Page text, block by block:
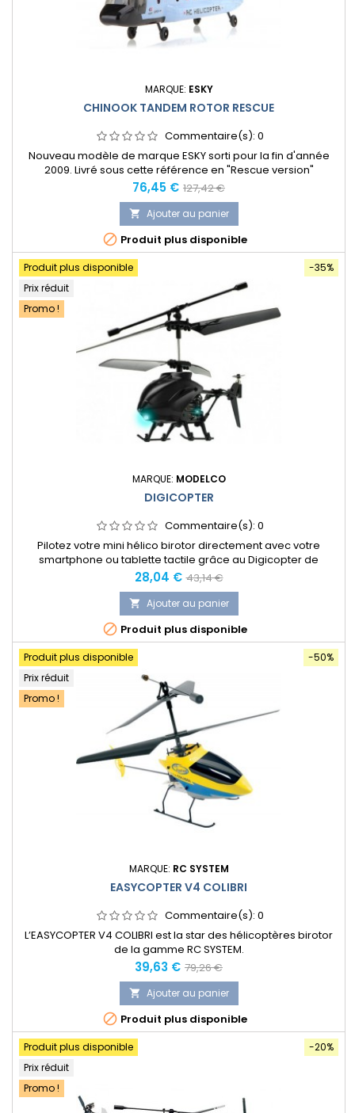
MARQUE: ESKY
CHINOOK TANDEM ROTOR RESCUE
Commentaire(s): 0
Nouveau modèle de marque ESKY sorti pour la fin d'année
2009. Livré sous cette référence en "Rescue version"
(sauvetage) bleu et orange prêt à voler avec une
radiocommande en 2.4 GHz. Reproduction du célèbre et
unique CHINOOK américain, cet hélicoptère au look inhabituel
est utilisé pour le transport de troupes et de matériel en
version militaire et pour...
Prix
76,45 € Prix
normal
127,42 €
 Ajouter au panier
 Produit plus disponible
-35%
Produit plus disponible
Prix réduit
Promo !
MARQUE: MODELCO
DIGICOPTER
Commentaire(s): 0
Pilotez votre mini hélico birotor directement avec votre
smartphone ou tablette tactile grâce au Digicopter de
Modelco.
Prix
28,04 € Prix
normal
43,14 €
 Ajouter au panier
 Produit plus disponible
-50%
Produit plus disponible
Prix réduit
Promo !
MARQUE: RC SYSTEM
EASYCOPTER V4 COLIBRI
Commentaire(s): 0
L’EASYCOPTER V4 COLIBRI est la star des hélicoptères birotor
de la gamme RC SYSTEM.
Prix
39,63 € Prix
normal
79,26 €
 Ajouter au panier
 Produit plus disponible
-20%
Produit plus disponible
Prix réduit
Promo !